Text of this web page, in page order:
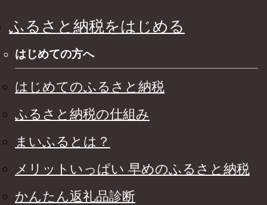
ふるさと納税をはじめる
はじめての方へ
はじめてのふるさと納税
ふるさと納税の仕組み
まいふるとは？
メリットいっぱい 早めのふるさと納税
かんたん返礼品診断